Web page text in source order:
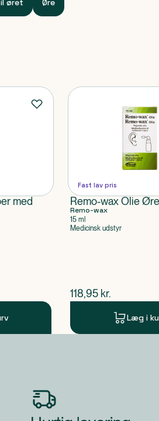
øret Øre
med
Fast lav pris
Remo-wax Olie
Remo-wax
15 ml
Medicinsk udstyr
$nuværende pris
118,95 kr.
Læg i